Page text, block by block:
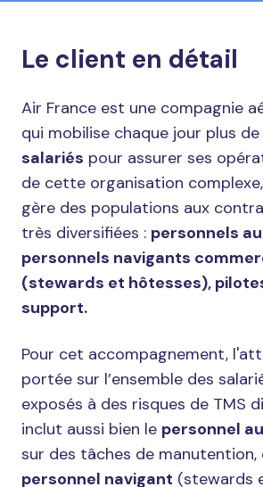
Le client en détail
Air France est une compagnie
qui mobilise chaque jour plus de
salariés pour assurer ses
de cette organisation
gère des populations aux
très diversifiées : personnels
personnels navigants
(stewards et hôtesses),
support.
Pour cet accompagnement,
portée sur l’ensemble des
exposés à des risques de TMS
inclut aussi bien le personnel
sur des tâches de manutention,
personnel navigant (stewards